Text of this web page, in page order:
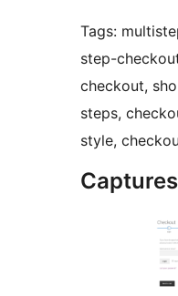
Tags:
step-
checkout,
steps,
style,